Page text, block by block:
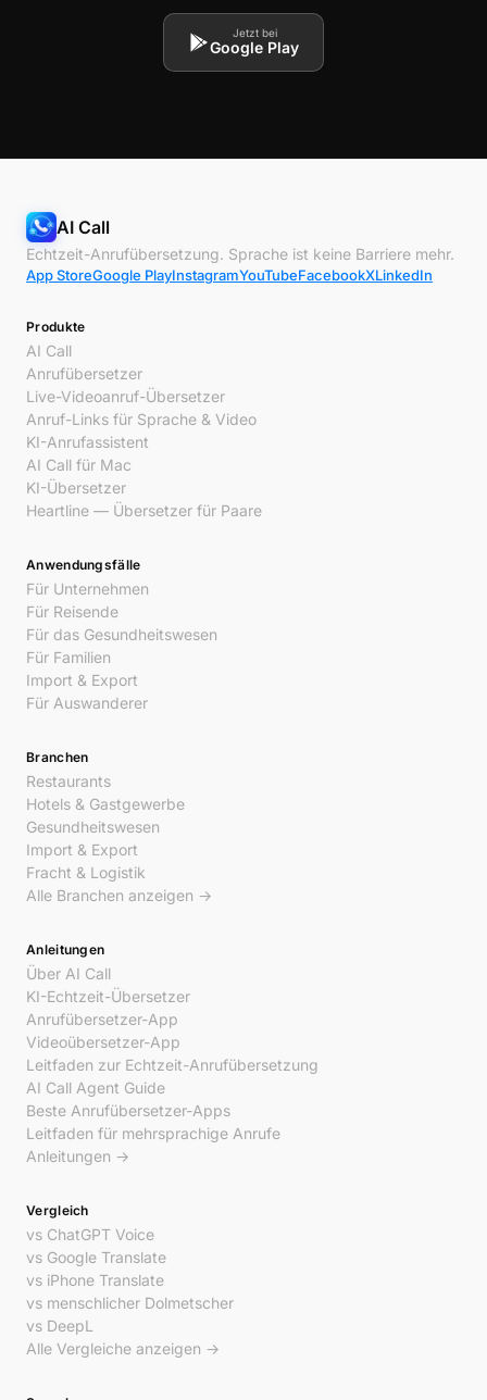
Jetzt bei
Google Play
AI Call
Echtzeit-Anrufübersetzung. Sprache ist keine Barriere mehr.
App StoreGoogle PlayInstagramYouTubeFacebookXLinkedIn
Produkte
AI Call
Anrufübersetzer
Live-Videoanruf-Übersetzer
Anruf-Links für Sprache & Video
KI-Anrufassistent
AI Call für Mac
KI-Übersetzer
Heartline — Übersetzer für Paare
Anwendungsfälle
Für Unternehmen
Für Reisende
Für das Gesundheitswesen
Für Familien
Import & Export
Für Auswanderer
Branchen
Restaurants
Hotels & Gastgewerbe
Gesundheitswesen
Import & Export
Fracht & Logistik
Alle Branchen anzeigen →
Anleitungen
Über AI Call
KI-Echtzeit-Übersetzer
Anrufübersetzer-App
Videoübersetzer-App
Leitfaden zur Echtzeit-Anrufübersetzung
AI Call Agent Guide
Beste Anrufübersetzer-Apps
Leitfaden für mehrsprachige Anrufe
Anleitungen →
Vergleich
vs ChatGPT Voice
vs Google Translate
vs iPhone Translate
vs menschlicher Dolmetscher
vs DeepL
Alle Vergleiche anzeigen →